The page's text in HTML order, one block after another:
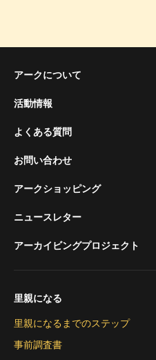
アークについて
活動情報
よくある質問
お問い合わせ
アークショッピング
ニュースレター
アーカイビングプロジェクト
里親になる
里親になるまでのステップ
事前調査書